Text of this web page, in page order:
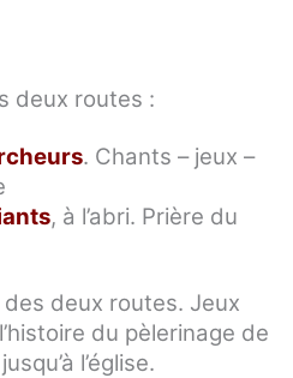
deux routes :
. Chants – jeux –
, à l’abri. Prière du
deux routes. Jeux
du pèlerinage de
l’église.